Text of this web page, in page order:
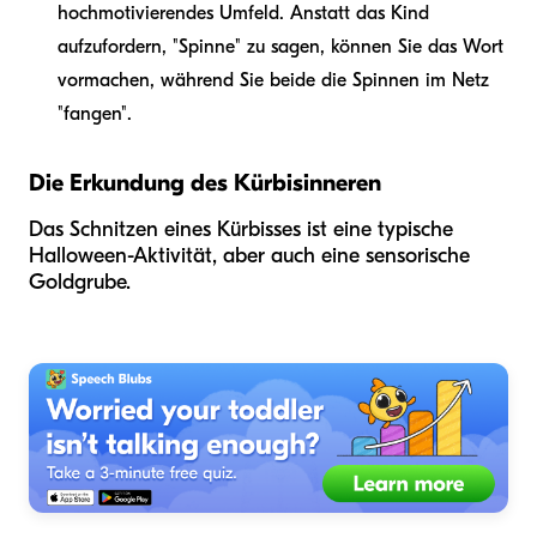
hochmotivierendes Umfeld. Anstatt das Kind
aufzufordern, "Spinne" zu sagen, können Sie das Wort
vormachen, während Sie beide die Spinnen im Netz
"fangen".
Die Erkundung des Kürbisinneren
Das Schnitzen eines Kürbisses ist eine typische
Halloween-Aktivität, aber auch eine sensorische
Goldgrube.